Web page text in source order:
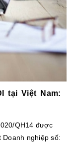
tại Việt Nam:
QH14 được
nghiệp số: